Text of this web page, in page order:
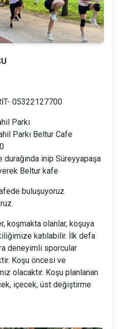
05322127700
Parkı
Parkı Beltur Cafe
inip Süreyyapaşa
Beltur kafe
buluşuyoruz.
koşmakta olanlar, koşuya
katılabilir. İlk defa
deneyimli sporcular
Koşu öncesi ve
olacaktır. Koşu planlanan
içecek, üst değiştirme